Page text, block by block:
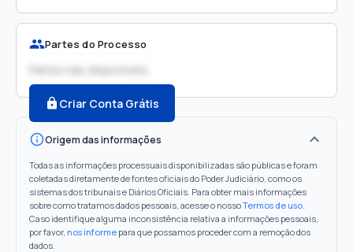
Partes do Processo
Partes não disponíveis
Criar Conta Grátis
Origem das informações
Todas as informações processuais disponibilizadas são públicas e foram
coletadas diretamente de fontes oficiais do Poder Judiciário, como os
sistemas dos tribunais e Diários Oficiais. Para obter mais informações
sobre como tratamos dados pessoais, acesse o nossoTermos de uso.
Caso identifique alguma inconsistência relativa a informações pessoais,
por favor, nos informe para que possamos proceder com a remoção dos
dados.